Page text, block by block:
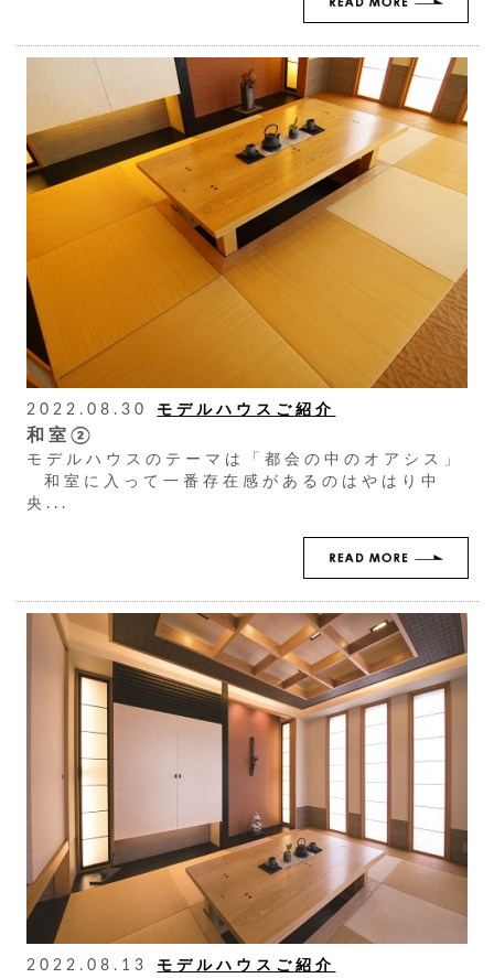
2022.08.30 モデルハウスご紹介
和室②
モデルハウスのテーマは「都会の中のオアシス」
和室に入って一番存在感があるのはやはり中
央...
2022.08.13 モデルハウスご紹介